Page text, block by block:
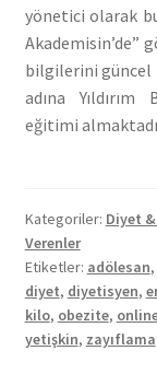
yönetici olarak
Akademisin’de”
bilgilerini
adına
eğitimi
Kategoriler: Diyet
Verenler
Etiketler: adölesan,
diyet, diyetisyen,
kilo, obezite,
yetişkin, zayıflama